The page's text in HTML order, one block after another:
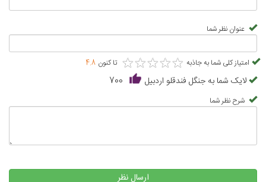
عنوان نظر شما
امتیاز کلی شما به جاذبه ★★★★★
★★★★★ تا کنون 4.8
لایک شما به جنگل فندقلو اردبیل 700
شرح نظر شما
ارسال نظر